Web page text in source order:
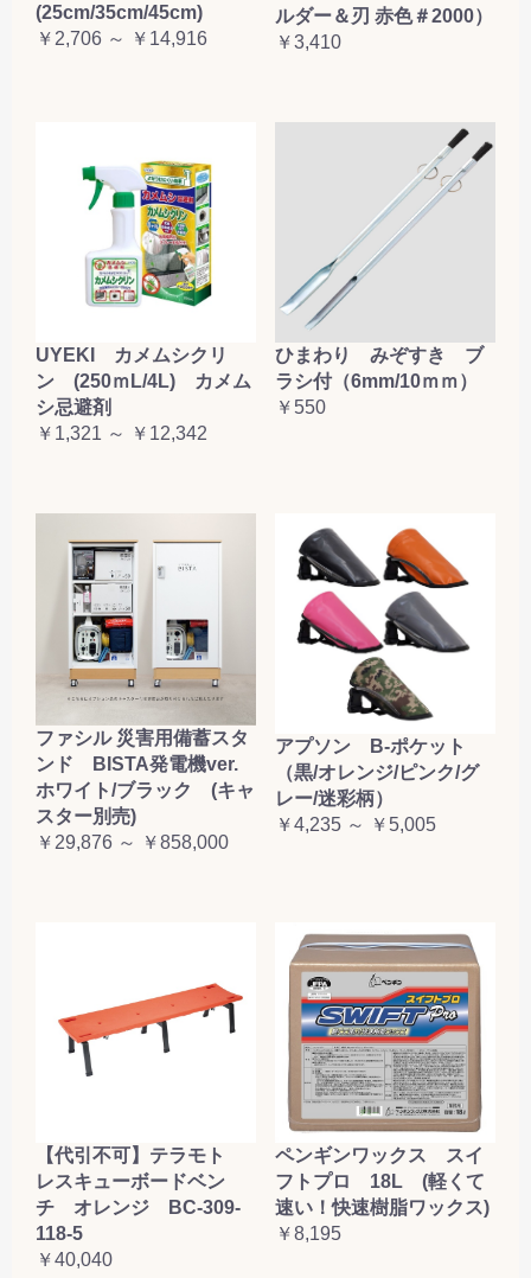
お買い物を続ける カートへ進む
(25cm/35cm/45cm)
￥2,706 ～ ￥14,916
ルダー＆刃 赤色＃2000）
￥3,410
UYEKI カメムシクリ
ン (250ｍL/4L) カメム
シ忌避剤
￥1,321 ～ ￥12,342
ひまわり みぞすき ブ
ラシ付（6mm/10ｍｍ）
￥550
ファシル 災害用備蓄スタ
ンド BISTA発電機ver.
ホワイト/ブラック (キャ
スター別売)
￥29,876 ～ ￥858,000
アプソン B-ポケット
（黒/オレンジ/ピンク/グ
レー/迷彩柄）
￥4,235 ～ ￥5,005
【代引不可】テラモト
レスキューボードベン
チ オレンジ BC-309-
118-5
￥40,040
ペンギンワックス スイ
フトプロ 18L (軽くて
速い！快速樹脂ワックス)
￥8,195